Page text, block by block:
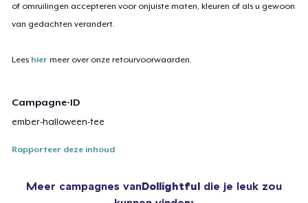
of omruilingen accepteren voor onjuiste maten, kleuren of als u gewoon
van gedachten verandert.
Lees hier meer over onze retourvoorwaarden.
Campagne-ID
ember-halloween-tee
Rapporteer deze inhoud
Meer campagnes vanDollightful die je leuk zou